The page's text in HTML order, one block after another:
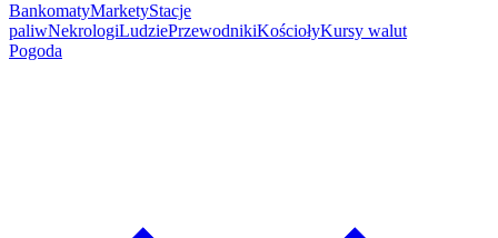
BankomatyMarketyStacje
paliwNekrologiLudziePrzewodnikiKościołyKursy walut
Pogoda